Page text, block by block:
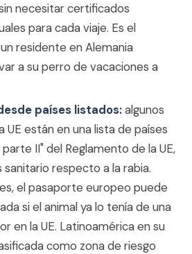
necesitar certificados
para cada viaje. Es el
residente en Alemania
a su perro de vacaciones a
países listados:algunos
UE están en una lista de países
II" del Reglamento de la UE,
respecto a la rabia.
el pasaporte europeo puede
si el animal ya lo tenía de una
en la UE. Latinoamérica en su
como zona de riesgo